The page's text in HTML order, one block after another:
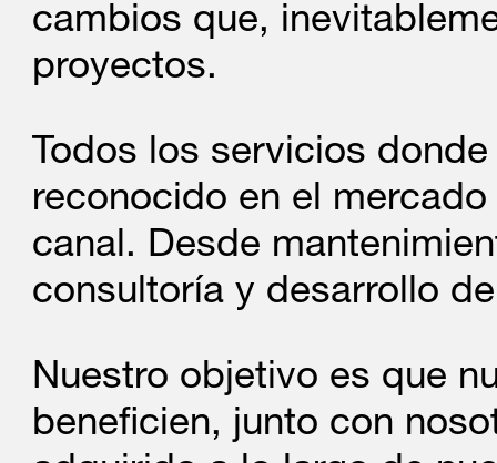
Contra Incendios
Fluorados (GF), tanto
NOVIEMBRE
2014
Acuerdo de
Referente mundial en
detección de
identificación y
cambios que,
proyectos.
Todos los servicios
reconocido en el
canal. Desde
consultoría y desarrollo
Nuestro objetivo es que
beneficien, junto con